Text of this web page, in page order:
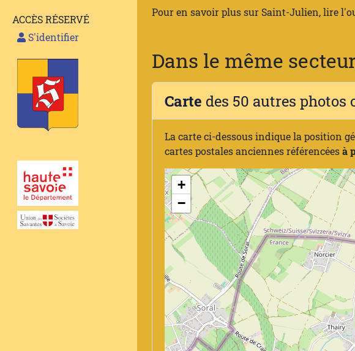
ACCÈS RÉSERVÉ
S'identifier
Pour en savoir plus sur Saint-Julien, lire
Dans le même
Carte des 50 autres
La carte ci-dessous indique la position
cartes postales anciennes référencéesà
+
−